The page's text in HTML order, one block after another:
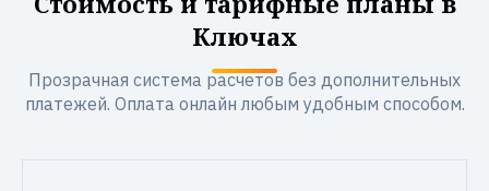
Ключах
Прозрачная система расчетов без дополнительных
платежей. Оплата онлайн любым удобным способом.